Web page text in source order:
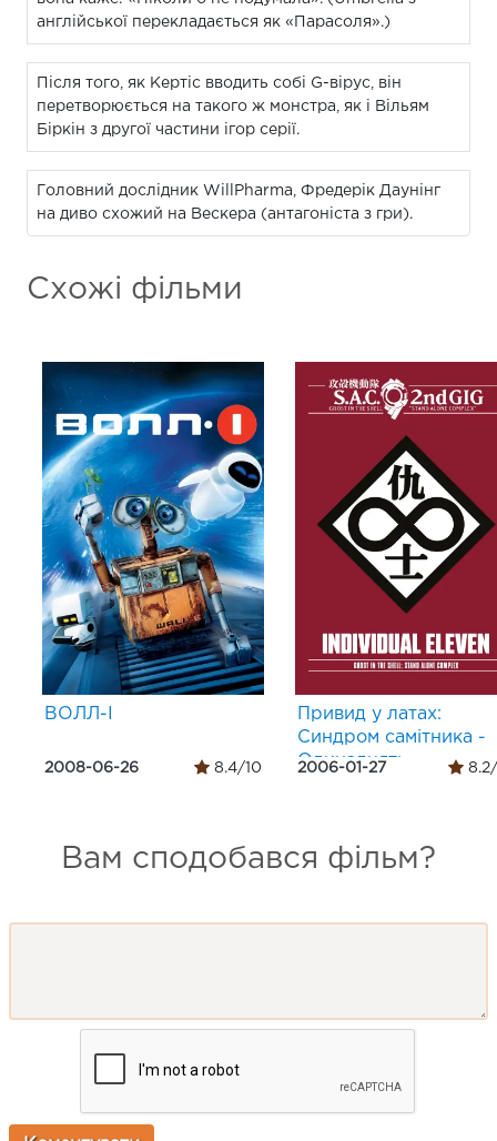
англійської перекладається як «Парасоля».)
Після того, як Кертіс вводить собі G-вірус, він
перетворюється на такого ж монстра, як і Вільям
Біркін з другої частини ігор серії.
Головний дослідник WillPharma, Фредерік Даунінг
на диво схожий на Вескера (антагоніста з гри).
Схожі фільми
ВОЛЛ-І
2008-06-26 8.4/10
Привид у латах:
Синдром самітника -
Одинадцять
2006-01-27 8.2/
Вам сподобався фільм?